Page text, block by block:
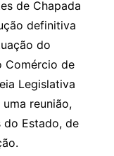
n
Cl
a
s
sr
o
o
de Chapada
definitiva
do
Comércio de
Legislativa
reunião,
do Estado, de